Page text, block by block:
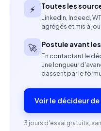
Collaborer avec
campagnes e-
produits ou services.
Assurer une veille sur
digital et des réseaux
Maintenir une
marque et le ton
Compétences
⚡ Toutes les
LinkedIn, Indeed,
agrégés et mis à
🚀 Postule avant
En contactant le
une longueur
passent par le
Voir le décideur
3 jours d'essai gratuits,